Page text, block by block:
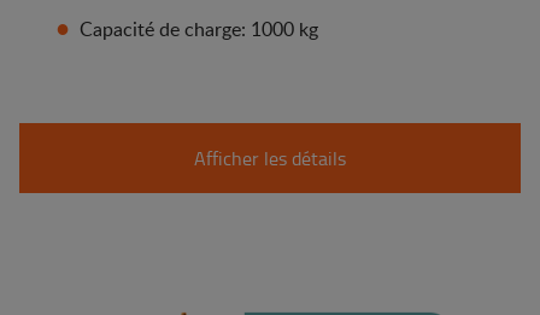
Capacité de charge: 1000 kg
Afficher les détails